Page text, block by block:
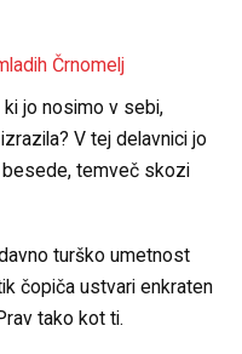
Črnomelj
jo nosimo v sebi,
V tej delavnici jo
temveč skozi
turško umetnost
čopiča ustvari enkraten
tako kot ti.